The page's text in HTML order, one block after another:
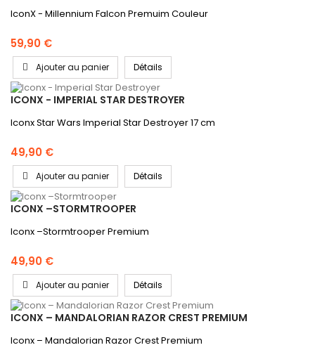
IconX - Millennium Falcon Premuim Couleur
59,90 €
Ajouter au panier Détails
ICONX - IMPERIAL STAR DESTROYER
Iconx Star Wars Imperial Star Destroyer 17 cm
49,90 €
Ajouter au panier Détails
ICONX –STORMTROOPER
Iconx –Stormtrooper Premium
49,90 €
Ajouter au panier Détails
ICONX – MANDALORIAN RAZOR CREST PREMIUM
Iconx – Mandalorian Razor Crest Premium